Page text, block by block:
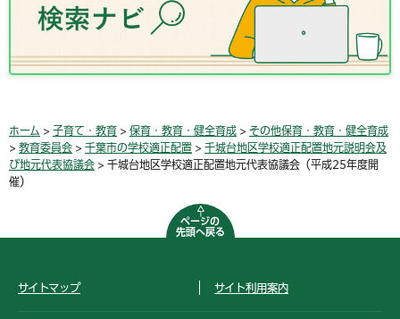
ホーム > 子育て・教育 > 保育・教育・健全育成 > その他保育・教育・健全育成
> 教育委員会 > 千葉市の学校適正配置 > 千城台地区学校適正配置地元説明会及
び地元代表協議会 > 千城台地区学校適正配置地元代表協議会（平成25年度開
催）
ページの
先頭へ戻る
サイトマップ サイト利用案内